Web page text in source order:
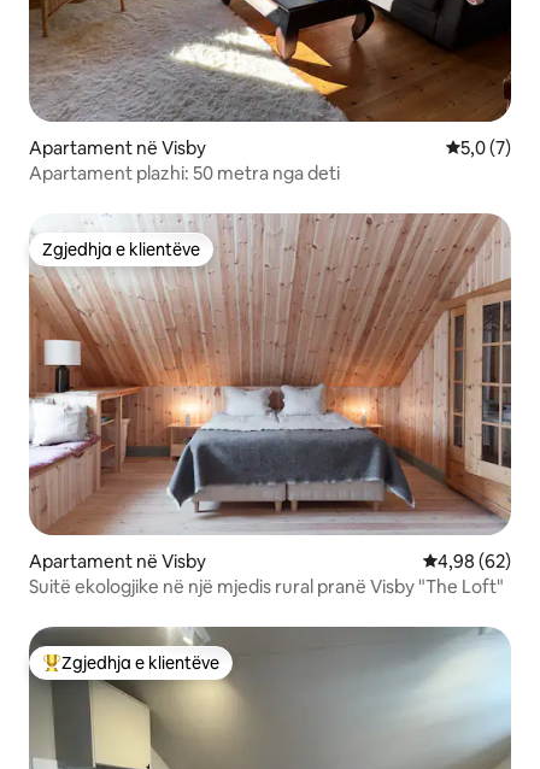
Apartament në Visby Vlerësimi
5,0 (7)
Apartament plazhi: 50 metra nga deti
Zgjedhja e klientëve
Zgjedhja e klientëve
Apartament në Visby Vlerësimi
4,98 (62)
Suitë ekologjike në një mjedis rural pranë Visby "The Loft"
Më të mirat e zgjedhjeve të klientëve
Zgjedhja e klientëve